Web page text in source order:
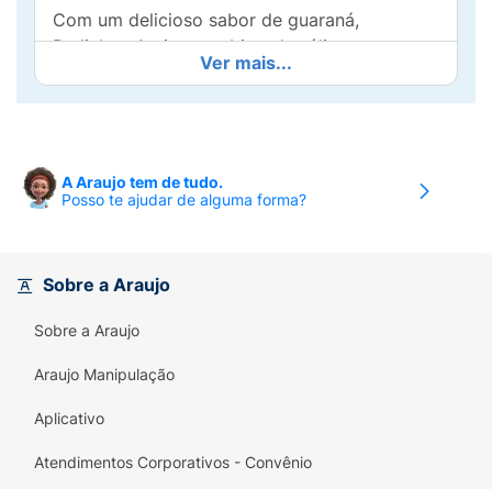
Com um delicioso sabor de guaraná,
Pedialyte Active combina eletrólitos em
equilíbrio e é projetado para auxiliar o
organismo a manter seu desempenho. Prático
ativa, seja nos treinos, no trabalho ou no
lazer.
corpo, recuperar sua energia e enfrentar o dia
com disposição. Hidrate-se de forma
inteligente e saborosa!
Ver mais...
A Araujo tem de tudo.
Posso te ajudar de alguma forma?
Sobre a Araujo
Sobre a Araujo
Araujo Manipulação
Aplicativo
Atendimentos Corporativos - Convênio